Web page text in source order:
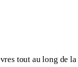
tout au long de